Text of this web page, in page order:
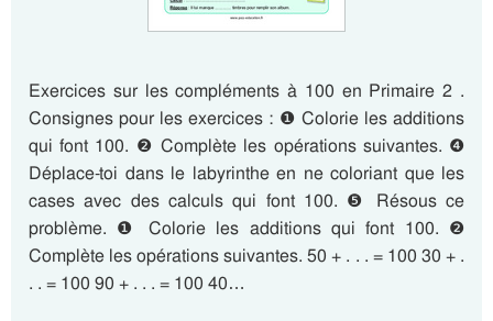
Exercices sur les compléments à 100 en Primaire 2 .
Consignes pour les exercices : ❶ Colorie les additions
qui font 100. ❷ Complète les opérations suivantes. ❹
Déplace-toi dans le labyrinthe en ne coloriant que les
cases avec des calculs qui font 100. ❺ Résous ce
problème. ❶ Colorie les additions qui font 100. ❷
Complète les opérations suivantes. 50 + . . . = 100 30 + .
. . = 100 90 + . . . = 100 40…